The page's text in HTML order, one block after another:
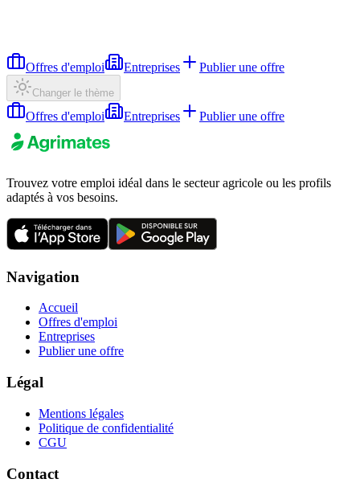
Offres d'emploi Entreprises Publier une offre
Changer le thème
Offres d'emploi Entreprises Publier une offre
Trouvez votre emploi idéal dans le secteur agricole ou les profils
adaptés à vos besoins.
Navigation
Accueil
Offres d'emploi
Entreprises
Publier une offre
Légal
Mentions légales
Politique de confidentialité
CGU
Contact